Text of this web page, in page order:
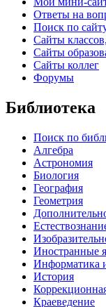
Ответы на
Поиск по
Сайты
Сайты
Сайты коллег
Форумы
Библиотека
Поиск по
Алгебра
Астрономия
Биология
География
Геометрия
Иностранные
Информатика
История
Краеведение